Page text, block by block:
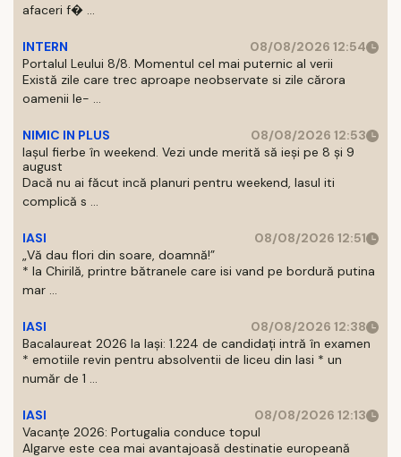
afaceri f� ...
INTERN
08/08/2026 12:54
Portalul Leului 8/8. Momentul cel mai puternic al verii
Există zile care trec aproape neobservate si zile cărora
oamenii le- ...
NIMIC IN PLUS
08/08/2026 12:53
Iașul fierbe în weekend. Vezi unde merită să ieși pe 8 și 9
august
Dacă nu ai făcut incă planuri pentru weekend, Iasul iti
complică s ...
IASI
08/08/2026 12:51
„Vă dau flori din soare, doamnă!”
* la Chirilă, printre bătranele care isi vand pe bordură putina
mar ...
IASI
08/08/2026 12:38
Bacalaureat 2026 la Iași: 1.224 de candidați intră în examen
* emotiile revin pentru absolventii de liceu din Iasi * un
număr de 1 ...
IASI
08/08/2026 12:13
Vacanțe 2026: Portugalia conduce topul
Algarve este cea mai avantajoasă destinatie europeană